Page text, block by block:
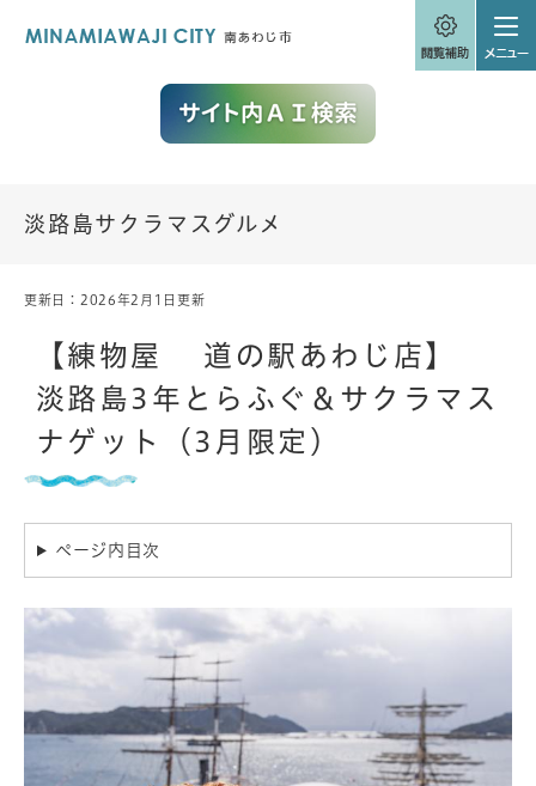
淡路島サクラマスグルメ
本
更新日：2026年2月1日更新
【練物屋 道の駅あわじ店】
淡路島3年とらふぐ＆サクラマス
ナゲット（3月限定）
ページ内目次